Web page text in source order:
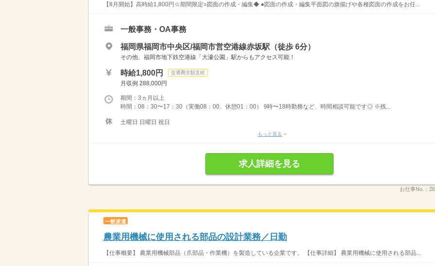
【8月開始】高時給1,800円☆期間限定○図面の作成・編集◆ ●図面の作成・編集平面図の旗揚げや各種図面の作成をお任...
一般事務・OA事務
福岡県福岡市中央区/福岡市営空港線赤坂駅（徒歩 6分）
その他、福岡市地下鉄空港線「大濠公園」駅からもアクセス可能！
時給1,800円 交通費全額支給
月収例 288,000円
期間：3ヵ月以上
時間：08：30〜17：30（実働08：00、休憩01：00） 9時〜18時勤務など、時間相談可能です◎ ※残...
土曜日 日曜日 祝日
もっと見る
求人詳細を見る
お仕事No.：
一般派遣
農業用機械に使用される部品の設計業務／日勤
【仕事概要】 農業用機械部品（爪部品・作業機）を製造している企業です。 【仕事詳細】 農業用機械に使用される部品...